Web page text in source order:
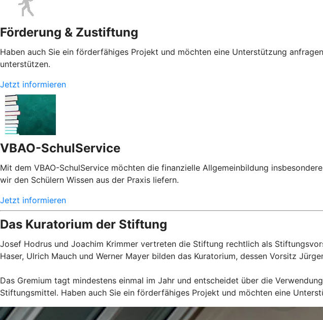
Förderung & Zustiftung
Haben auch Sie ein förderfähiges Projekt und möchten eine Unterstützung
unterstützen.
Jetzt informieren
VBAO-SchulService
Mit dem VBAO-SchulService möchten die finanzielle Allgemeinbildung
wir den Schülern Wissen aus der Praxis liefern.
Jetzt informieren
Das Kuratorium der Stiftung
Josef Hodrus und Joachim Krimmer vertreten die Stiftung rechtlich als
Haser, Ulrich Mauch und Werner Mayer bilden das Kuratorium, dessen Vorsitz
Das Gremium tagt mindestens einmal im Jahr und entscheidet über die
Stiftungsmittel. Haben auch Sie ein förderfähiges Projekt und möchten eine